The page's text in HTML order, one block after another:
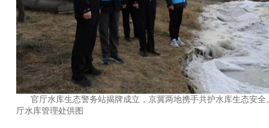
官厅水库生态警务站揭牌成立，京冀两地携手共护水库生态安全
厅水库管理处供图